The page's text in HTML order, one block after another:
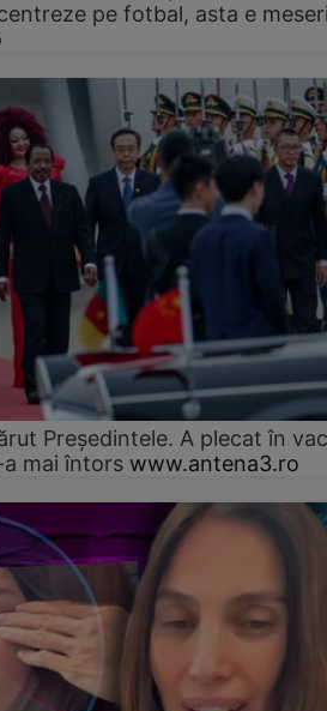
pe fotbal, asta e
Președintele. A plecat în
mai întors www.antena3.ro